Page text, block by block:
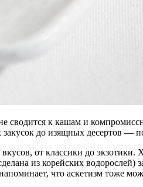
сводится к кашам и
до изящных десертов —
от классики до
из корейских
что аскетизм тоже